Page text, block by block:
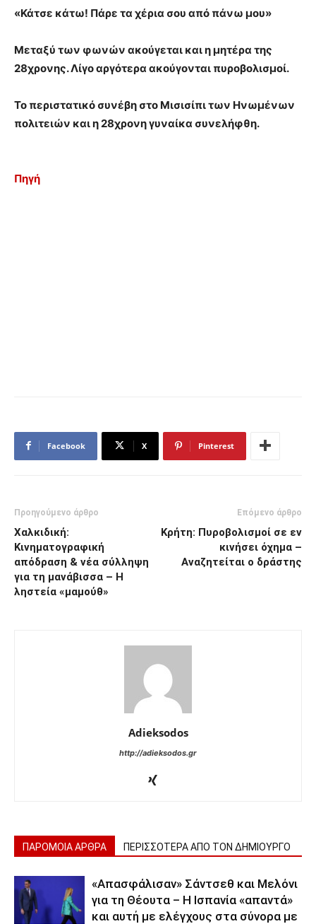
«Κάτσε κάτω! Πάρε τα χέρια σου από πάνω μου»
Μεταξύ των φωνών ακούγεται και η μητέρα της
28χρονης. Λίγο αργότερα ακούγονται πυροβολισμοί.
Το περιστατικό συνέβη στο Μισισίπι των Ηνωμένων
πολιτειών και η 28χρονη γυναίκα συνελήφθη.
Πηγή
Facebook X Pinterest
Προηγούμενο άρθρο
Χαλκιδική:
Κινηματογραφική
απόδραση & νέα σύλληψη
για τη μανάβισσα – Η
ληστεία «μαμούθ»
Επόμενο άρθρο
Κρήτη: Πυροβολισμοί σε εν
κινήσει όχημα –
Αναζητείται ο δράστης
Adieksodos
http://adieksodos.gr
ΠΑΡΟΜΟΙΑ ΑΡΘΡΑ ΠΕΡΙΣΣΟΤΕΡΑ ΑΠΟ ΤΟΝ ΔΗΜΙΟΥΡΓΟ
«Απασφάλισαν» Σάντσεθ και Μελόνι
για τη Θέουτα – Η Ισπανία «απαντά»
και αυτή με ελέγχους στα σύνορα με